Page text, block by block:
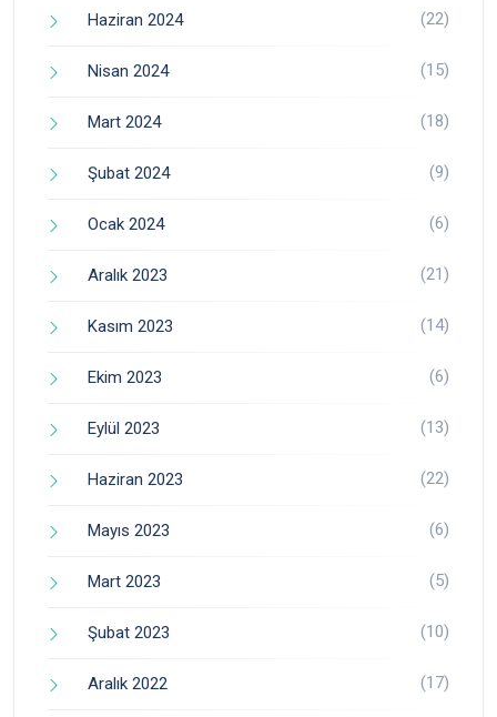
Haziran 2024 (22)
Nisan 2024 (15)
Mart 2024 (18)
Şubat 2024 (9)
Ocak 2024 (6)
Aralık 2023 (21)
Kasım 2023 (14)
Ekim 2023 (6)
Eylül 2023 (13)
Haziran 2023 (22)
Mayıs 2023 (6)
Mart 2023 (5)
Şubat 2023 (10)
Aralık 2022 (17)